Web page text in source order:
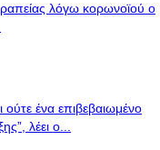
λόγω κορωνοϊού ο
ούτε ένα επιβεβαιωμένο
λέει ο...